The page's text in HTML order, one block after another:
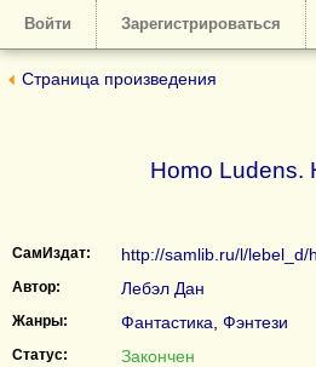
Войти Зарегистрироваться
Страница произведения
Homo Ludens.
СамИздат: http://samlib.ru/l/
Автор: Лебэл Дан
Жанры: Фантастика Фэнтези
Статус: Закончен